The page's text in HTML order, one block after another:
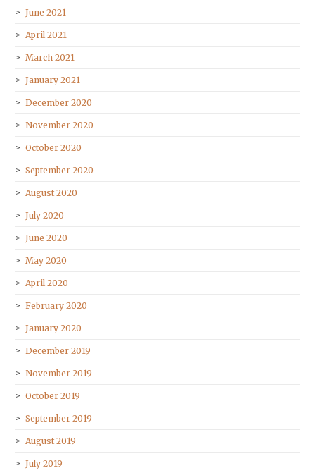
June 2021
April 2021
March 2021
January 2021
December 2020
November 2020
October 2020
September 2020
August 2020
July 2020
June 2020
May 2020
April 2020
February 2020
January 2020
December 2019
November 2019
October 2019
September 2019
August 2019
July 2019